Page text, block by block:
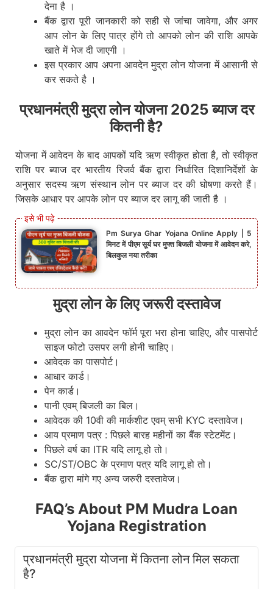
देना है ।
बैंक द्वारा पूरी जानकारी को सही से जांचा जावेगा, और अगर
आप लोन के लिए पात्र होंगे तो आपको लोन की राशि आपके
खाते में भेज दी जाएगी ।
इस प्रकार आप अपना आवदेन मुद्रा लोन योजना में आसानी से
कर सकते है ।
प्रधानमंत्री मुद्रा लोन योजना 2025 ब्याज दर
कितनी है?
योजना में आवेदन के बाद आपकों यदि ऋण स्वीकृत होता है, तो स्वीकृत
राशि पर ब्याज दर भारतीय रिजर्व बैंक द्वारा निर्धारित दिशानिर्देशों के
अनुसार सदस्य ऋण संस्थान लोन पर ब्याज दर की घोषणा करते हैं।
जिसके आधार पर आपके लोन पर ब्याज दर लागू की जाती है ।
Pm Surya Ghar Yojana Online Apply | 5
मिनट में पीएम सूर्य घर मुफ्त बिजली योजना में आवेदन करे,
बिलकुल नया तरीका
मुद्रा लोन के लिए जरूरी दस्तावेज
मुद्रा लोन का आवदेन फॉर्म पूरा भरा होना चाहिए, और पासपोर्ट
साइज फोटो उसपर लगी होनी चाहिए।
आवेदक का पासपोर्ट।
आधार कार्ड।
पेन कार्ड।
पानी एवम् बिजली का बिल।
आवेदक की 10वी की मार्कशीट एवम् सभी KYC दस्तावेज।
आय प्रमाण पत्र : पिछले बारह महीनों का बैंक स्टेटमेंट।
पिछले वर्ष का ITR यदि लागू हो तो।
SC/ST/OBC के प्रमाण पत्र यदि लागू हो तो।
बैंक द्वारा मांगे गए अन्य जरुरी दस्तावेज।
FAQ’s About PM Mudra Loan
Yojana Registration
प्रधानमंत्री मुद्रा योजना में कितना लोन मिल सकता
है?